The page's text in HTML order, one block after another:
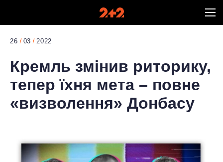
26 03 2022
Кремль змінив риторику,
тепер їхня мета – повне
«визволення» Донбасу